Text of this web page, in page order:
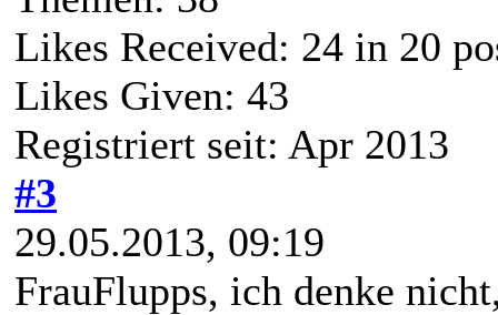
Likes Received: 24 in 20
Likes Given: 43
Registriert seit: Apr 2013
#3
29.05.2013, 09:19
FrauFlupps, ich denke